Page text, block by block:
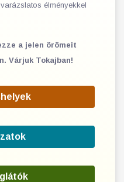
élményekkel
a jelen örömeit
Várjuk Tokajban!